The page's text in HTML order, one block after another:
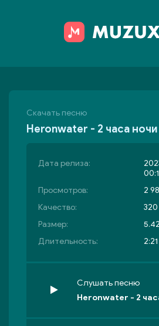
Скачать песню
Heronwater - 2 часа ночи
Дата релиза:
Просмотров:
2
Качество:
320
Размер:
Длительность:
2:21
Слушать песню
Heronwater - 2